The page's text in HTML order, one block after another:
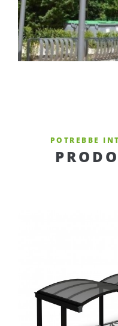
POTREBBE